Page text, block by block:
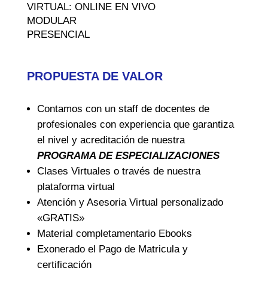
VIRTUAL: ONLINE EN VIVO
MODULAR
PRESENCIAL
PROPUESTA DE VALOR
Contamos con un staff de docentes de
profesionales con experiencia que garantiza
el nivel y acreditación de nuestra
PROGRAMA DE ESPECIALIZACIONES
Clases Virtuales o través de nuestra
plataforma virtual
Atención y Asesoria Virtual personalizado
«GRATIS»
Material completamentario Ebooks
Exonerado el Pago de Matricula y
certificación